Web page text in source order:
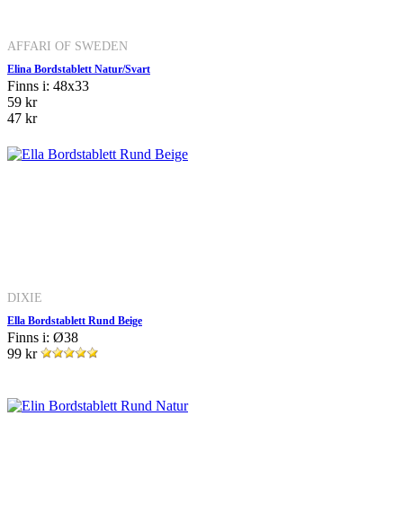
AFFARI OF SWEDEN
Elina Bordstablett Natur/Svart
Finns i: 48x33
59 kr
47 kr
DIXIE
Ella Bordstablett Rund Beige
Finns i: Ø38
99 kr